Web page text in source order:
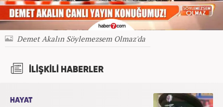
Demet Akalın Söylemezsem Olmaz'da
İLİŞKİLİ HABERLER
HAYAT